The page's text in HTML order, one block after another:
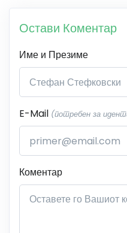
Остави Коментар
Име и Презиме
E-Mail (потребен за
Коментар